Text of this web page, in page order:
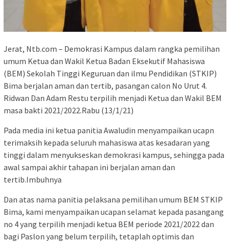
Jerat, Ntb.com – Demokrasi Kampus dalam rangka pemilihan
umum Ketua dan Wakil Ketua Badan Eksekutif Mahasiswa
(BEM) Sekolah Tinggi Keguruan dan ilmu Pendidikan (STKIP)
Bima berjalan aman dan tertib, pasangan calon No Urut 4.
Ridwan Dan Adam Restu terpilih menjadi Ketua dan Wakil BEM
masa bakti 2021/2022.Rabu (13/1/21)
Pada media ini ketua panitia Awaludin menyampaikan ucapn
terimaksih kepada seluruh mahasiswa atas kesadaran yang
tinggi dalam menyukseskan demokrasi kampus, sehingga pada
awal sampai akhir tahapan ini berjalan aman dan
tertib.Imbuhnya
Dan atas nama panitia pelaksana pemilihan umum BEM STKIP
Bima, kami menyampaikan ucapan selamat kepada pasangang
no 4 yang terpilih menjadi ketua BEM periode 2021/2022 dan
bagi Paslon yang belum terpilih, tetaplah optimis dan